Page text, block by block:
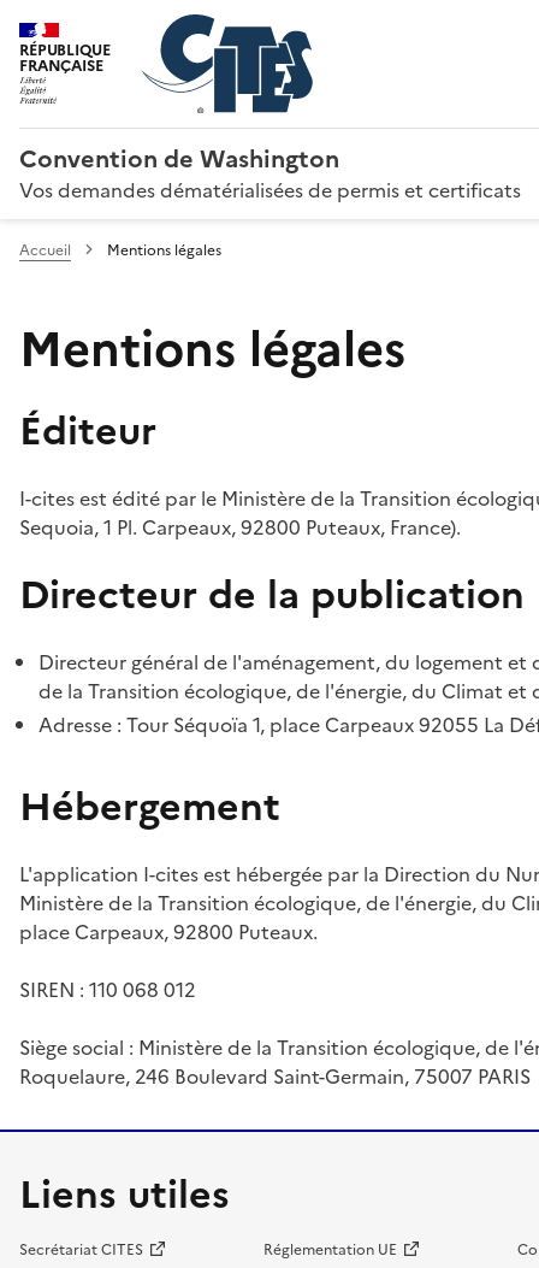
RÉPUBLIQUE
FRANÇAISE
Convention de Washington
Vos demandes dématérialisées de permis et certificats
Accueil Mentions légales
Mentions légales
Éditeur
I-cites est édité par le Ministère de la Transition
Sequoia, 1 Pl. Carpeaux, 92800 Puteaux, France).
Directeur de la publication
Directeur général de l'aménagement, du logement
de la Transition écologique, de l'énergie, du Climat et
Adresse : Tour Séquoïa 1, place Carpeaux 92055 La
Hébergement
L'application I-cites est hébergée par la Direction du
Ministère de la Transition écologique, de l'énergie, du
place Carpeaux, 92800 Puteaux.
SIREN : 110 068 012
Siège social : Ministère de la Transition écologique, de
Roquelaure, 246 Boulevard Saint-Germain, 75007 PARIS
Liens utiles
Secrétariat CITES Réglementation UE